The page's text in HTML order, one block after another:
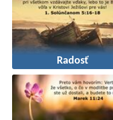
Radosť